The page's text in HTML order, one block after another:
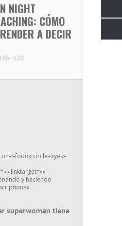
NIGHT
CÓMO
A DECIR
- 0:00
circle=»yes»
linktarget=»»
y haciendo
superwoman tiene